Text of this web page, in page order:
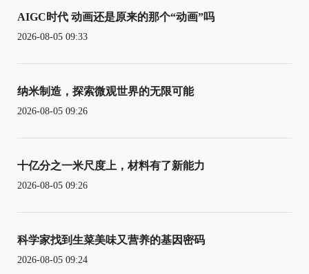
AIGC时代 动画还是原来的那个“动画”吗
2026-08-05 09:33
纳米制造，探索微观世界的无限可能
2026-08-05 09:26
十亿分之一米尺度上，材料有了新能力
2026-08-05 09:26
科学家找到生菜美味又营养的基因密码
2026-08-05 09:24